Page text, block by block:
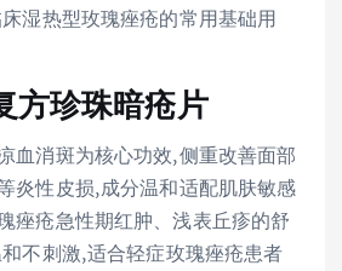
湿热型玫瑰痤疮的常用基础用
方珍珠暗疮片
血消斑为核心功效,侧重改善面部
炎性皮损,成分温和适配肌肤敏感
痤疮急性期红肿、浅表丘疹的舒
不刺激,适合轻症玫瑰痤疮患者